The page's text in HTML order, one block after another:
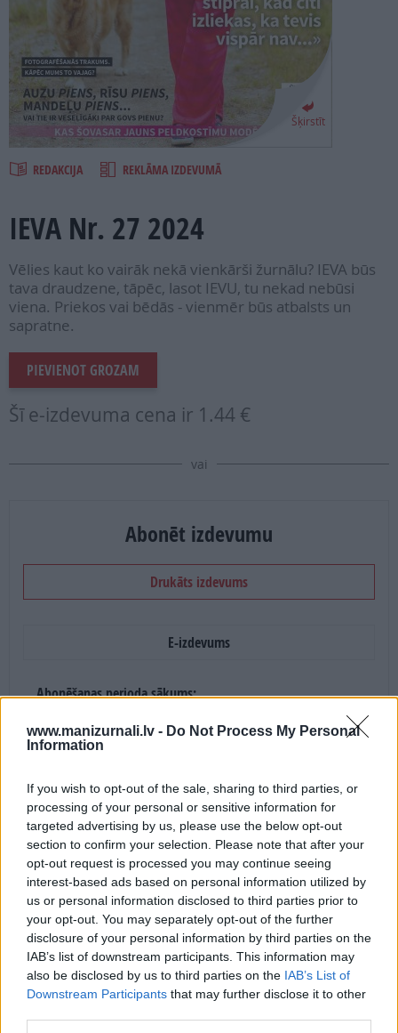
www.manizurnali.lv - Do Not Process My Personal
Information
If you wish to opt-out of the sale, sharing to third parties, or
processing of your personal or sensitive information for
targeted advertising by us, please use the below opt-out
section to confirm your selection. Please note that after your
opt-out request is processed you may continue seeing
interest-based ads based on personal information utilized by
us or personal information disclosed to third parties prior to
your opt-out. You may separately opt-out of the further
disclosure of your personal information by third parties on the
IAB’s list of downstream participants. This information may
also be disclosed by us to third parties on the IAB’s List of
Downstream Participants that may further disclose it to other
SEARCH
Šķirstīt
REDAKCIJA REKLĀMA IZDEVUMĀ
IEVA Nr. 27 2024
Vēlies kaut ko vairāk nekā vienkārši žurnālu? IEVA būs
tava draudzene, tāpēc, lasot IEVU, tu nekad nebūsi
viena. Priekos vai bēdās - vienmēr būs atbalsts un
sapratne.
PIEVIENOT GROZAM
Šī e-izdevuma cena ir 1.44 €
vai
Abonēt izdevumu
Drukāts izdevums
E-izdevums
Abonēšanas perioda sākums:
2026. gada septembris
4 mēneši /36.00 Eur
17 izdevumi / 2.12 Eur par izdevumu *
*Visas cenas portālā ManiZurnali.lv norādītas € ar PVN.
Žurnālu izdevumu skaits var atšķirties, kā to nosaka Lietošanas
noteikumi